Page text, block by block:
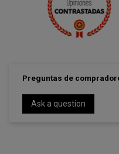
Preguntas de
Ask a question